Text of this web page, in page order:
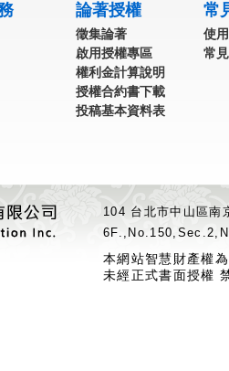
論著授權
徵集論著
啟用授權專區
權利金計算說明
授權合約書下載
投稿基本資料表
常
使
常
104 台北市中山區
本網站智慧財產權
未經正式書面授權